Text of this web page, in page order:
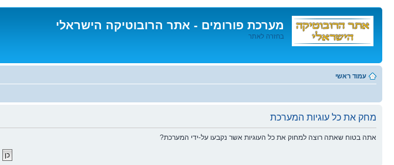
מערכת פורומים - אתר הרובוטיקה הישראלי
בחזרה לאתר
לתוכן
עמוד ראשי
מחק את כל עוגיות המערכת
אתה בטוח שאתה רוצה למחוק את כל העוגיות אשר נקבעו על-ידי המערכת?